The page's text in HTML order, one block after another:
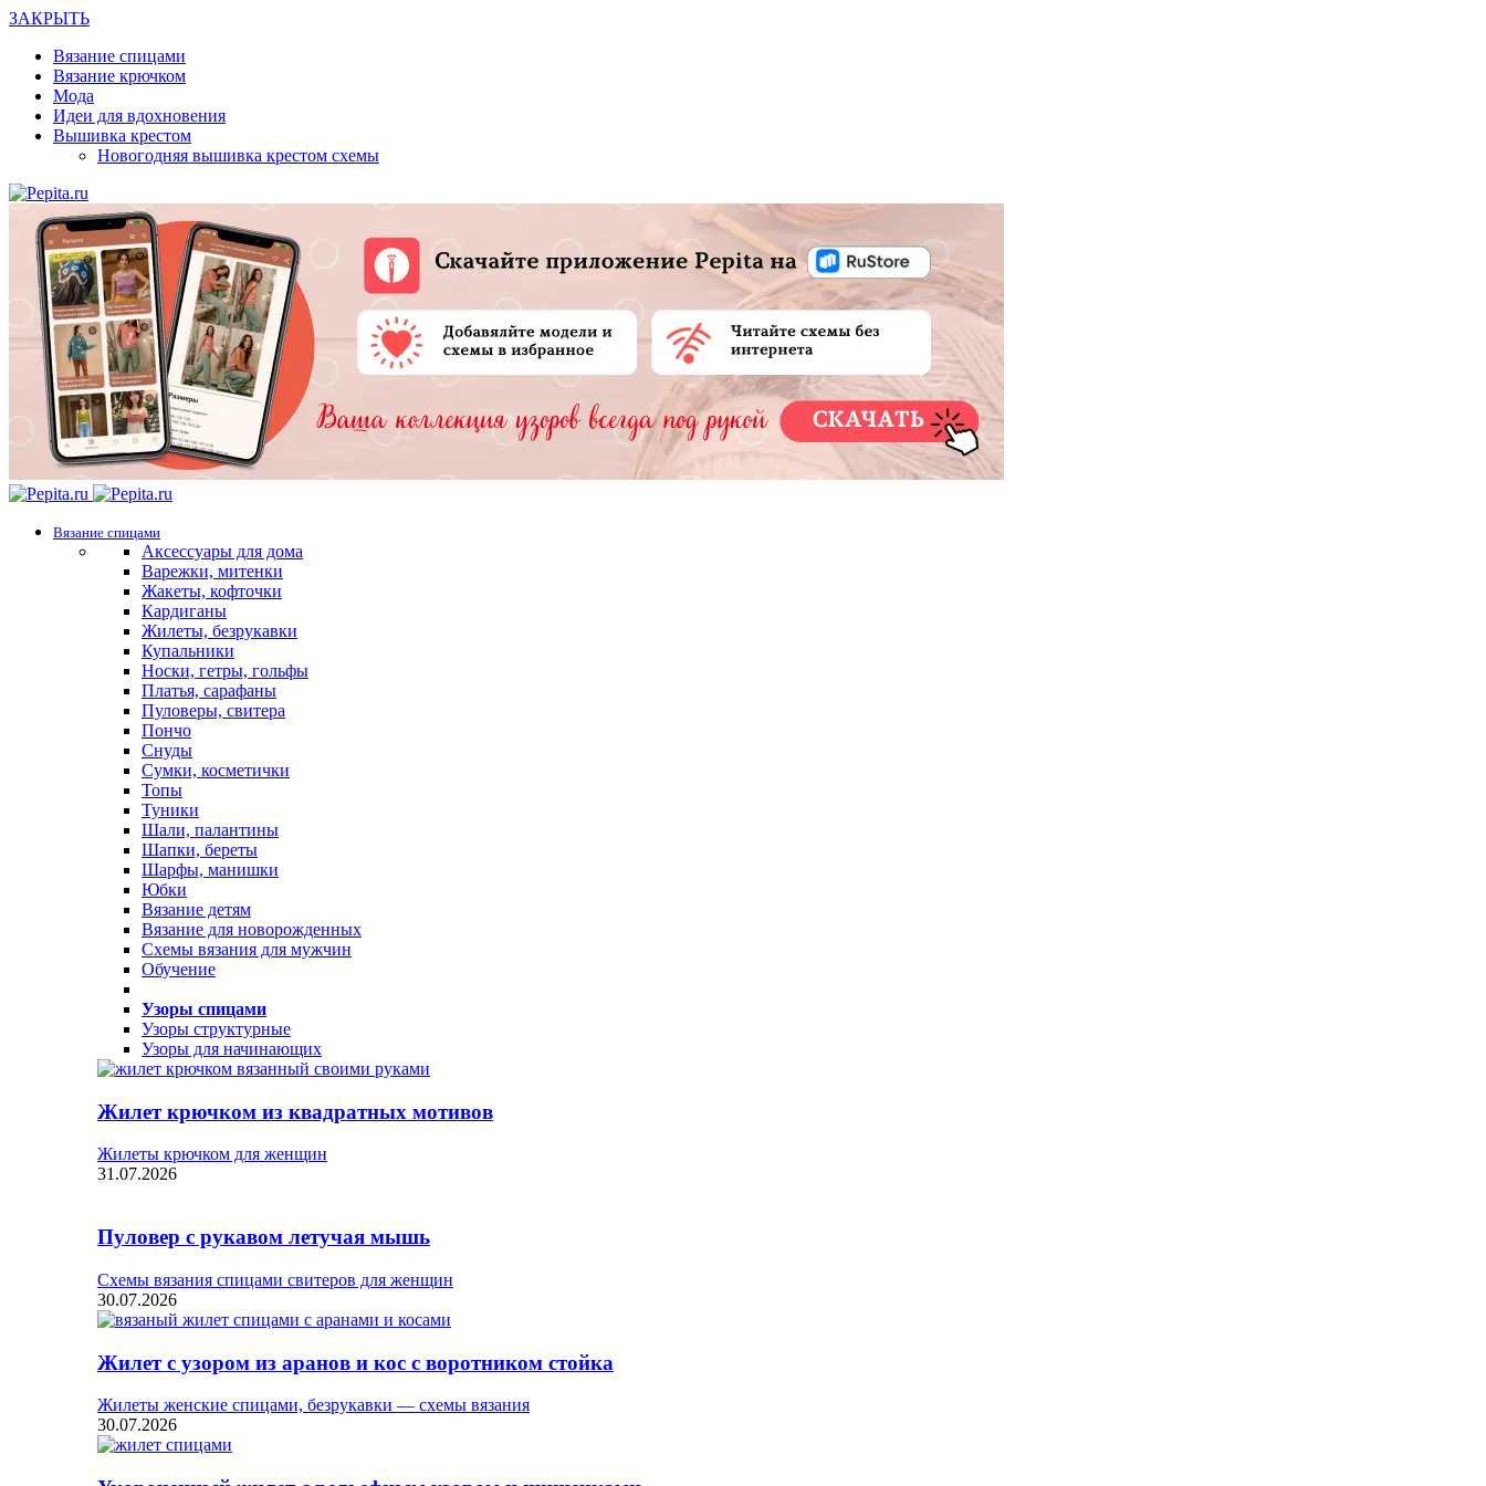
ЗАКРЫТЬ
Вязание спицами
Вязание крючком
Мода
Идеи для вдохновения
Вышивка крестом
Новогодняя вышивка крестом схемы
Вязание спицами
Аксессуары для дома
Варежки, митенки
Жакеты, кофточки
Кардиганы
Жилеты, безрукавки
Купальники
Носки, гетры, гольфы
Платья, сарафаны
Пуловеры, свитера
Пончо
Снуды
Сумки, косметички
Топы
Туники
Шали, палантины
Шапки, береты
Шарфы, манишки
Юбки
Вязание детям
Вязание для новорожденных
Схемы вязания для мужчин
Обучение
Узоры спицами
Узоры структурные
Узоры для начинающих
Жилет крючком из квадратных мотивов
Жилеты крючком для женщин
31.07.2026
Пуловер с рукавом летучая мышь
Схемы вязания спицами свитеров для женщин
30.07.2026
Жилет с узором из аранов и кос с воротником стойка
Жилеты женские спицами, безрукавки — схемы вязания
30.07.2026